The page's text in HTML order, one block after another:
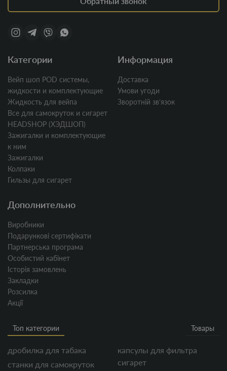
Категории
Вейп шоп POD системы,
жидкости и комплектующие
Жидкость для вейпа
Все для самокруток и сигарет
HEADSHOP (ХЭДШОП)
Зажигалки и комплектующие
к ним
Зажигалки
Колпаки
Гильзы для сигарет
Информация
Доставка
Умови угоди
Зворотній звʼязок
Дополнительно
Виробники
Подарункові сертифікати
Партнерська програма
Особистий кабінет
Історія замовлень
Закладки
Розсилка
Акції
Топ категории Товары
дробилка для табака
станки для самокруток
капсулы для фильтра
сигарет